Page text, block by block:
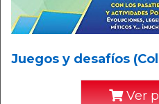
Juegos y desafíos
Ver